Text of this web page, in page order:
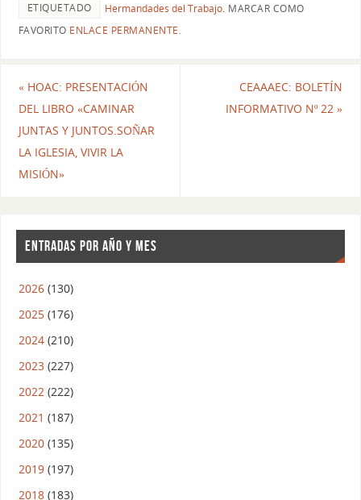
de febrero en el Salón…
ETIQUETADO Hermandades del Trabajo. MARCAR COMO
FAVORITO ENLACE PERMANENTE.
«HOAC: PRESENTACIÓN
DEL LIBRO «CAMINAR
JUNTAS Y JUNTOS.SOÑAR
LA IGLESIA, VIVIR LA
MISIÓN»
CEAAAEC: BOLETÍN
INFORMATIVO Nº 22»
ENTRADAS POR AÑO Y MES
2026(130)
2025(176)
2024(210)
2023(227)
2022(222)
2021 (187)
2020(135)
2019(197)
2018(183)